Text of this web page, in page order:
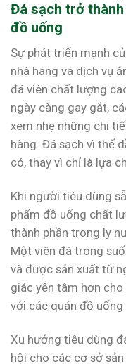
Đá sạch trở
đồ uống
Sự phát triển mạnh
nhà hàng và dịch vụ
đá viên chất lượng
ngày càng gay gắt,
xem nhẹ những chi
hàng. Đá sạch vì thế
có, thay vì chỉ là lựa
Khi người tiêu dùng
phẩm đồ uống chất
thành phần trong ly
Một viên đá trong
và được sản xuất từ
giác yên tâm hơn
với các quán đồ
Xu hướng tiêu dùng
hội cho các cơ sở